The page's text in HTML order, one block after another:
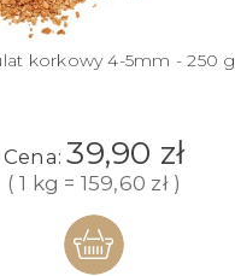
korkowy 4-5mm - 250 g
Cena: 39,90 zł
( 1 kg = 159,60 zł )